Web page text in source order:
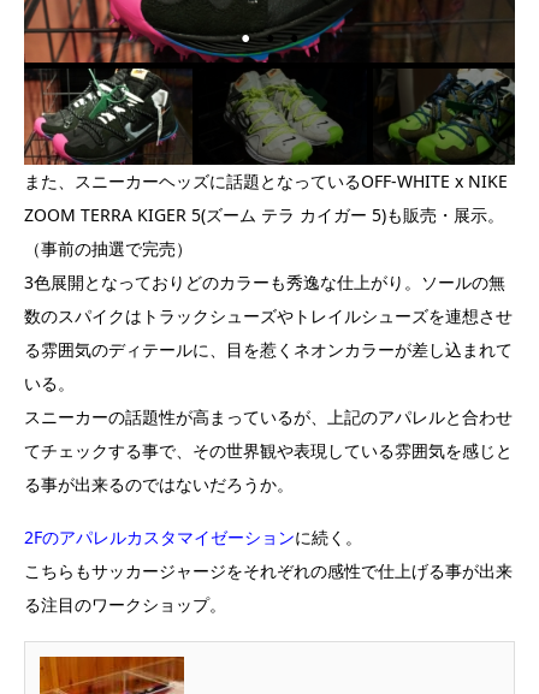
また、スニーカーヘッズに話題となっているOFF-WHITE x NIKE
ZOOM TERRA KIGER 5(ズーム テラ カイガー 5)も販売・展示。
（事前の抽選で完売）
3色展開となっておりどのカラーも秀逸な仕上がり。ソールの無
数のスパイクはトラックシューズやトレイルシューズを連想させ
る雰囲気のディテールに、目を惹くネオンカラーが差し込まれて
いる。
スニーカーの話題性が高まっているが、上記のアパレルと合わせ
てチェックする事で、その世界観や表現している雰囲気を感じと
る事が出来るのではないだろうか。
2Fのアパレルカスタマイゼーションに続く。
こちらもサッカージャージをそれぞれの感性で仕上げる事が出来
る注目のワークショップ。